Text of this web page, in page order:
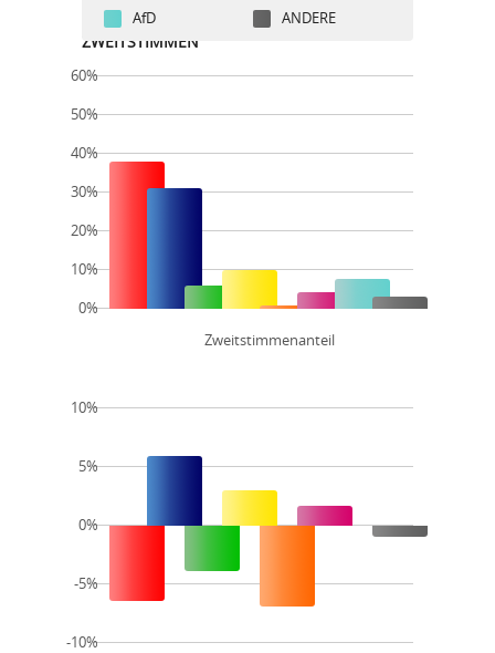
AfD ANDERE
ZWEITSTIMMEN
Zweitstimmenanteil
60%
50%
40%
30%
20%
10%
0%
10%
5%
0%
-5%
-10%